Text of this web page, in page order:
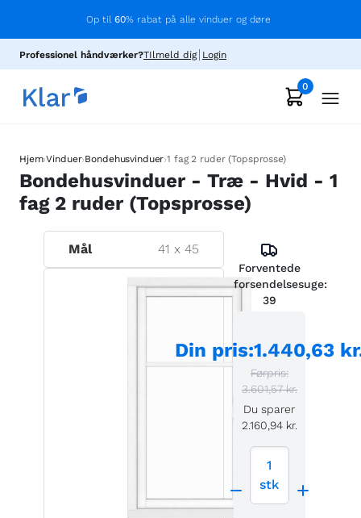
Op til 60% rabat på alle vinduer og døre
Professionel håndværker?TIlmeld dig Login
0
Hjem›Vinduer›Bondehusvinduer›1 fag 2 ruder (Topsprosse)
Bondehusvinduer - Træ - Hvid - 1
fag 2 ruder (Topsprosse)
Mål 41 x45
Forventede
forsendelsesuge:
39
Din pris:1.440,63
Førpris:
3.601,57 kr.
Du sparer
2.160,94 kr.
1
stk